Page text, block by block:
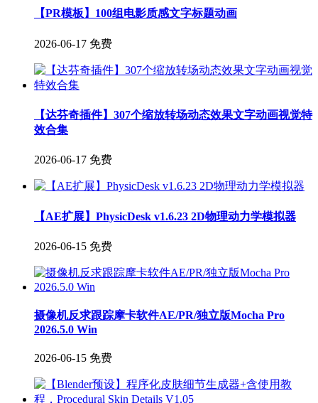
【PR模板】100组电影质感文字标题动画
2026-06-17 免费
【达芬奇插件】307个缩放转场动态效果文字动画视觉特
效合集
2026-06-17 免费
【AE扩展】PhysicDesk v1.6.23 2D物理动力学模拟器
2026-06-15 免费
摄像机反求跟踪摩卡软件AE/PR/独立版Mocha Pro
2026.5.0 Win
2026-06-15 免费